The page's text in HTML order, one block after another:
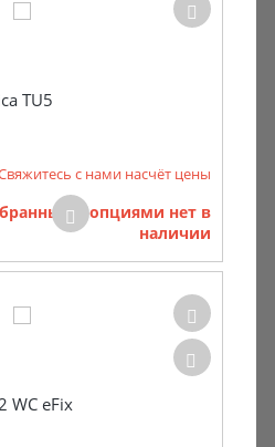
TU5
с нами насчёт цены
опциями нет в
наличии
WC eFix